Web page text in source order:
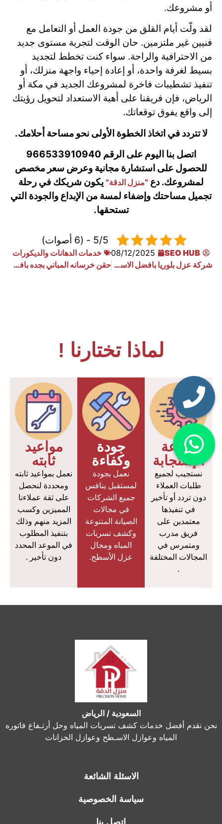
أو مشروعك.
لقد ولّت أيام القلق من جودة العمل أو التعامل مع
فنيين غير ملتزمين. حان الوقت لتجربة مستوى جديد
من الاحترافية والراحة. سواء كنت تخطط لتجديد
بسيط لغرفة واحدة، أو إعادة إحياء واجهة منزلك، أو
تنفيذ تشطيبات فاخرة لمشروعك الجديد في مكة أو
الرياض، فإن فريقنا على أهبة الاستعداد لتحويل رؤيتك
إلى واقع يفوق توقعاتك.
لا تتردد في اتخاذ الخطوة الأولى نحو مساحة أحلامك.
اتصل بنا اليوم على الرقم 966533910940
للحصول على استشارة مجانية وعرض سعر مخصص
لمشروعك. دع “منزل الدقة” يكون شريكك في رحلة
تجميل مساحتك وإضفاء لمسة من الإبداع والجودة التي
تستحقها.
5/5 - (6 أصوات)
SEO HUB
08/12/2025
خدمات الدهانات والديكورات
شركة عزل بلوريا بافضل الاسعار
حقن خرسانه المباني بجده بافضل الاسعار
لماذا تختارنا !
سرعة
الإستجابة
نستجيب لجميع
طلبات العملاء
دون تردد أو تأخير
في تنفيذها
معتمدين على
فريق مدرب
ومتمرس في
المجالات المختلفة
.
جودة
وكفاءة
نعمل بجودة
لمستقبل ينافس
جميع الشركات
في مجالات
الصيانة المتنوعة
وكشف تسربات
المياه ومجال
عزل الأسطح.
مواعيد
ثابته
نعمل بمواعيد ثابته
ومحددة لنحصل
على ثقة عملاءنا
المميزين وكسب
المزيد منهم وذلك
بتنفيذ المطلوب
في الموعد المحدد
دون تأخير .
السعودية / الرياض
نحن نقدم أفضل خدمات كشف تسربات المياه وحل أرتـفاع فاتوره
المياه وعوازل الاسـطح وعوازل الخزانات
الاسئلة الشائعة
سياسة الخصوصية